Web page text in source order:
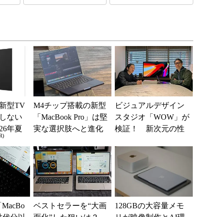
型TV
ない
年夏
M4チップ搭載の新型
「MacBook Pro」は堅
実な選択肢へと進化
て分かった違...
ビジュアルデザイン
スタジオ「WOW」が
検証！ 新次元の性
ベストセラーを“大画
128GBの大容量メモ